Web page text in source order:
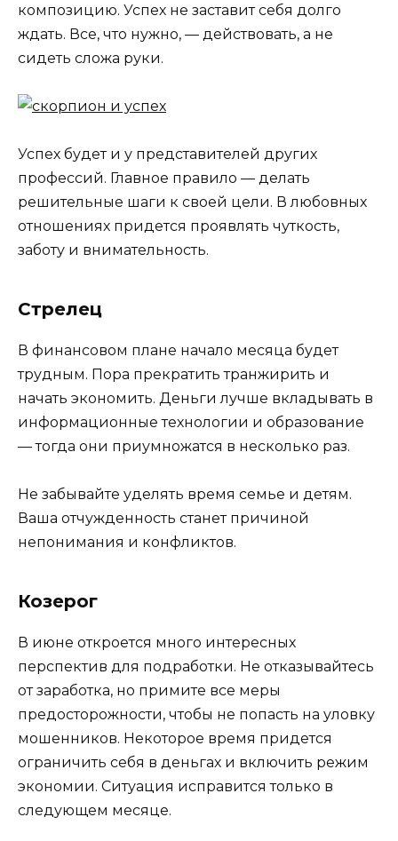
композицию. Успех не заставит себя долго
ждать. Все, что нужно, — действовать, а не
сидеть сложа руки.
Успех будет и у представителей других
профессий. Главное правило — делать
решительные шаги к своей цели. В любовных
отношениях придется проявлять чуткость,
заботу и внимательность.
Стрелец
В финансовом плане начало месяца будет
трудным. Пора прекратить транжирить и
начать экономить. Деньги лучше вкладывать в
информационные технологии и образование
— тогда они приумножатся в несколько раз.
Не забывайте уделять время семье и детям.
Ваша отчужденность станет причиной
непонимания и конфликтов.
Козерог
В июне откроется много интересных
перспектив для подработки. Не отказывайтесь
от заработка, но примите все меры
предосторожности, чтобы не попасть на уловку
мошенников. Некоторое время придется
ограничить себя в деньгах и включить режим
экономии. Ситуация исправится только в
следующем месяце.